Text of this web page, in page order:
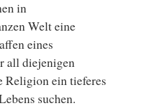
in
Welt eine
eines
all diejenigen
Religion ein tieferes
suchen.